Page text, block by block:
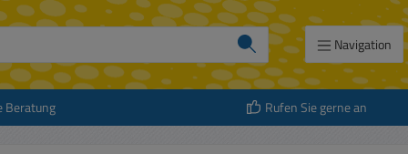
Navigation
Beratung Rufen Sie gerne an